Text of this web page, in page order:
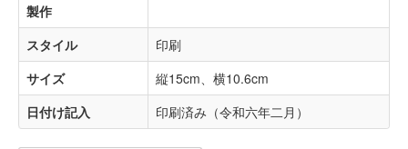
製作
スタイル
印刷
サイズ
縦15cm、横10.6cm
日付け記入
印刷済み（令和六年二月）